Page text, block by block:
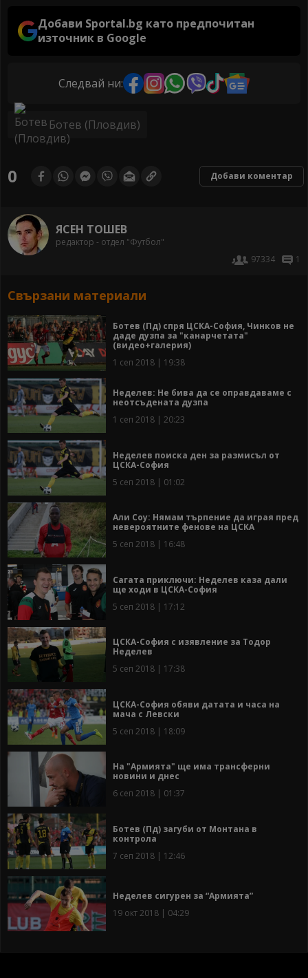
Добави Sportal.bg като предпочитан
източник в Google
Следвай ни:
Ботев (Пловдив)
0 Добави коментар
ЯСЕН ТОШЕВ
редактор - отдел "Футбол"
97334
1
Свързани материали
Ботев (Пд) спря ЦСКА-София, Чинков не
даде дузпа за "канарчетата"
(видео+галерия)
1 сеп 2018 | 19:38
Неделев: Не бива да се оправдаваме с
неотсъдената дузпа
1 сеп 2018 | 20:23
Неделев поиска ден за размисъл от
ЦСКА-София
5 сеп 2018 | 01:02
Али Соу: Нямам търпение да играя пред
невероятните фенове на ЦСКА
5 сеп 2018 | 16:48
Сагата приключи: Неделев каза дали
ще ходи в ЦСКА-София
5 сеп 2018 | 17:12
ЦСКА-София с изявление за Тодор
Неделев
5 сеп 2018 | 17:38
ЦСКА-София обяви датата и часа на
мача с Левски
5 сеп 2018 | 18:09
На "Армията" ще има трансферни
новини и днес
6 сеп 2018 | 01:37
Ботев (Пд) загуби от Монтана в
контрола
7 сеп 2018 | 12:46
Неделев сигурен за “Армията”
19 окт 2018 | 04:29